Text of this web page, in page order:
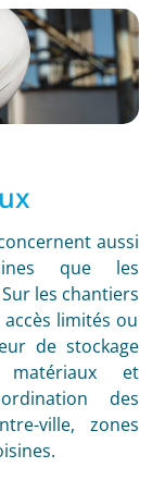
aussi
que les
les chantiers
limités ou
de stockage
et
des
ville, zones